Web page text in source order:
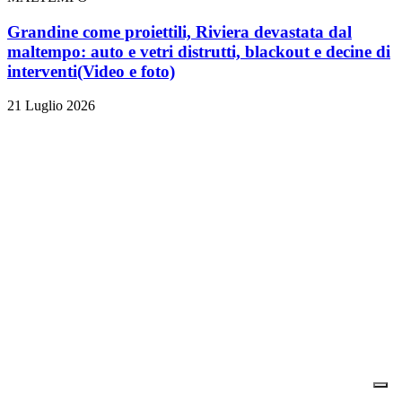
Grandine come proiettili, Riviera devastata dal
maltempo: auto e vetri distrutti, blackout e decine di
interventi(Video e foto)
21 Luglio 2026